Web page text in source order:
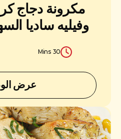
مكرونة دجاج
وفيليه ساديا
30 Mins
عرض